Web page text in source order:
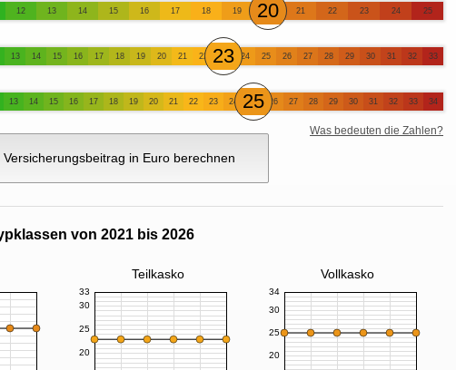
12 13 14 15 16 17 18 19 20 21 22 23 24 25
13 14 15 16 17 18 19 20 21 22 23 24 25 26 27 28 29 30 31 32 33
13 14 15 16 17 18 19 20 21 22 23 24 25 26 27 28 29 30 31 32 33 34
Versicherungsbeitrag in Euro berechnen
Was bedeuten die Zahlen?
von 2021 bis 2026
Teilkasko Vollkasko
20
25
30
33
20
25
30
34